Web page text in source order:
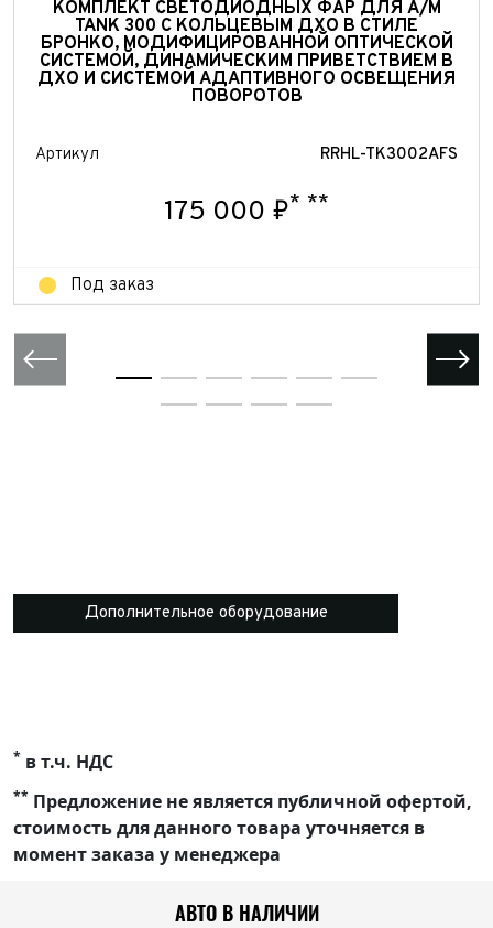
КОМПЛЕКТ СВЕТОДИОДНЫХ ФАР ДЛЯ А/М
TANK 300 С КОЛЬЦЕВЫМ ДХО В СТИЛЕ
БРОНКО, МОДИФИЦИРОВАННОЙ ОПТИЧЕСКОЙ
СИСТЕМОЙ, ДИНАМИЧЕСКИМ ПРИВЕТСТВИЕМ В
ДХО И СИСТЕМОЙ АДАПТИВНОГО ОСВЕЩЕНИЯ
ПОВОРОТОВ
Артикул RRHL-TK3002AFS
175 000 ₽* **
Под заказ
Дополнительное оборудование
* в т.ч. НДС
** Предложение не является публичной офертой,
стоимость для данного товара уточняется в
момент заказа у менеджера
АВТО В НАЛИЧИИ